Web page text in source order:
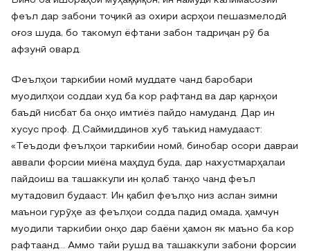
феъл дар забони тоҷикӣ аз охири асрҳои пешазмелодӣ
оғоз шуда, бо такомул ёфтани забон тадриҷан рӯ ба
афзунӣ овард.
Феълҳои таркибии номӣ муддате чанд баробари
муодилҳои соддаи худ ба кор рафтанд ва дар қарнҳои
баъдӣ нисбат ба онҳо имтиёз пайдо намуданд. Дар ин
хусус проф. Д.Саймиддинов хуб таъкид намудааст:
«Теъдоди феълҳои таркибии номӣ, бинобар осори давраи
аввали форсии миёна маҳдуд буда, дар нахустмарҳалаи
пайдоиш ва ташаккули ин қолаб танҳо чанд феъл
мутадовил будааст. Ин қабил феълҳо низ аслан зимни
маънои гурӯҳе аз феълҳои содда падид омада, ҳамчун
муодили таркибии онҳо дар баёни ҳамон як маъно ба кор
рафтаанд… Аммо тайи рушд ва ташаккули забони форсии